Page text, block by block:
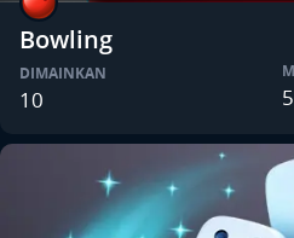
Bowling
DIMAINKAN
10 5